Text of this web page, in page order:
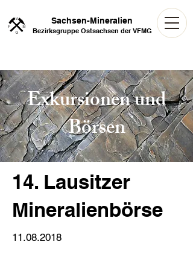
Sachsen-Mineralien
Bezirksgruppe Ostsachsen der VFMG
Exkursionen und
Börsen
14. Lausitzer
Mineralienbörse
11.08.2018